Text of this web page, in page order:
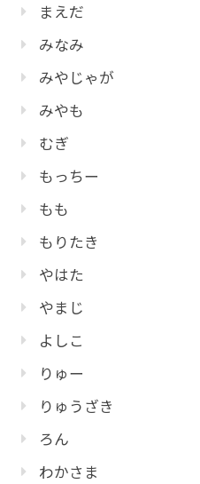
まえだ
みなみ
みやじゃが
みやも
むぎ
もっちー
もも
もりたき
やはた
やまじ
よしこ
りゅー
りゅうざき
ろん
わかさま